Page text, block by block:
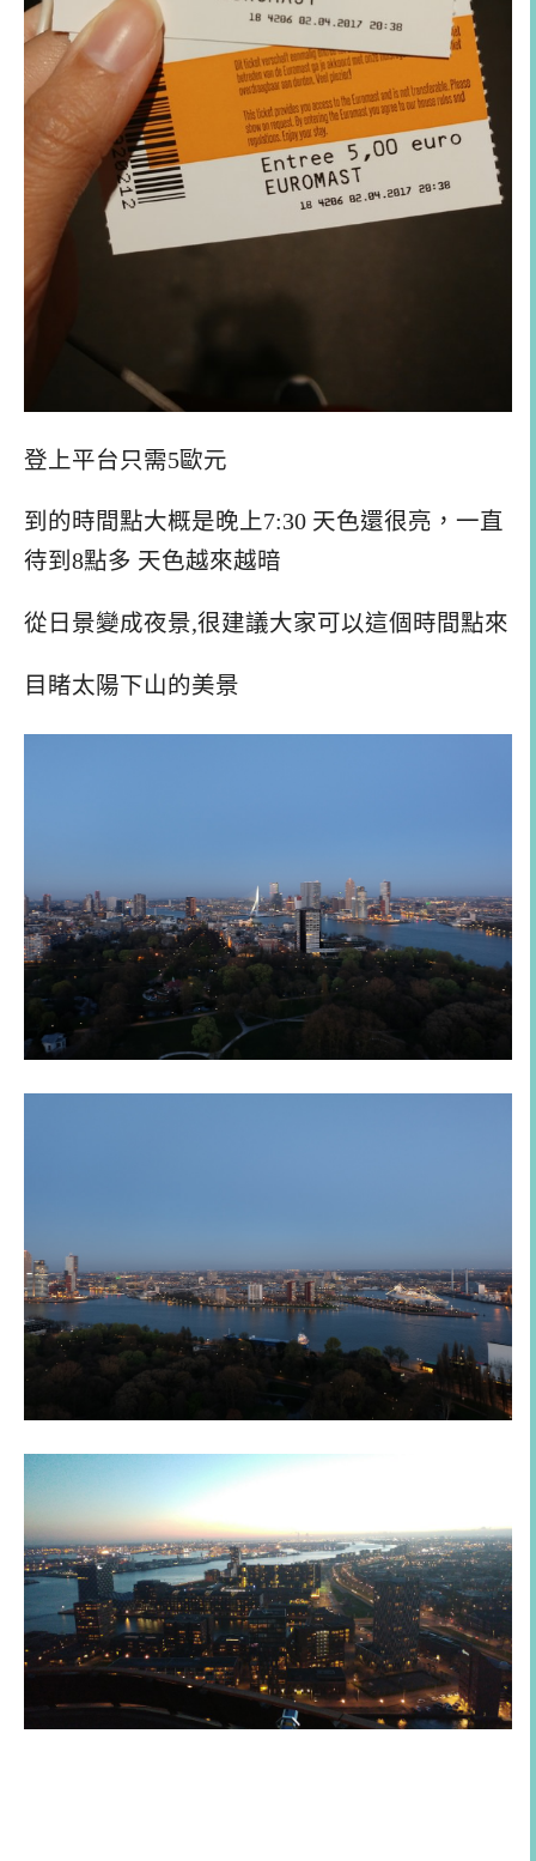
登上平台只需5歐元
到的時間點大概是晚上7:30 天色還很亮，一直
待到8點多 天色越來越暗
從日景變成夜景,很建議大家可以這個時間點來
目睹太陽下山的美景